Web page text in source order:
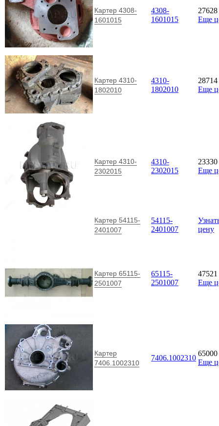
Картер 4308-
1601015
4308-
1601015
27628
Еще
Картер 4310-
1802010
4310-
1802010
28714
Еще
Картер 4310-
2302015
4310-
2302015
23330
Еще
Картер 54115-
2401007
54115-
2401007
цену
Картер 65115-
2501007
65115-
2501007
47521
Еще
Картер
7406.1002310
7406.1002310
65000
Еще